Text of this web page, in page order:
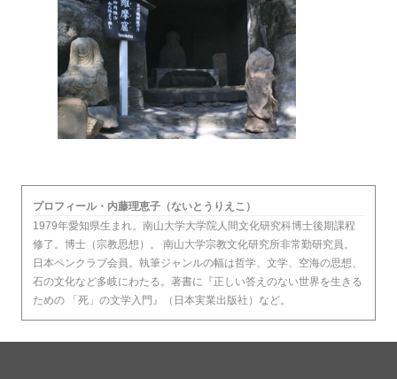
プロフィール・内藤理恵子（ないとうりえこ）
1979年愛知県生まれ。南山大学大学院人間文化研究科博士後期課程
修了。博士（宗教思想）。 南山大学宗教文化研究所非常勤研究員。
日本ペンクラブ会員。執筆ジャンルの幅は哲学、文学、空海の思想、
石の文化など多岐にわたる。著書に『正しい答えのない世界を生きる
ための 「死」の文学入門』（日本実業出版社）など。